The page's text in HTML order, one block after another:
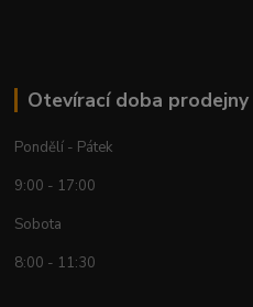
Otevírací doba prodejny
Pondělí - Pátek
9:00 - 17:00
Sobota
8:00 - 11:30